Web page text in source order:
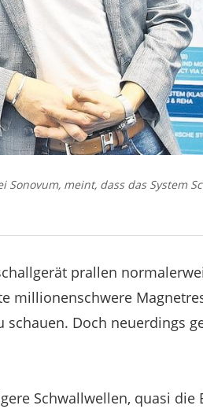
Sonovum, meint, dass das System
prallen
millionenschwere
schauen. Doch neuerdings
Schwallwellen, quasi die